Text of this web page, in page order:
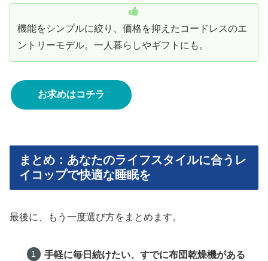
機能をシンプルに絞り、価格を抑えたコードレスのエ
ントリーモデル。一人暮らしやギフトにも。
お求めはコチラ
まとめ：あなたのライフスタイルに合うレ
イコップで快適な睡眠を
最後に、もう一度選び方をまとめます。
手軽に毎日続けたい、すでに布団乾燥機がある